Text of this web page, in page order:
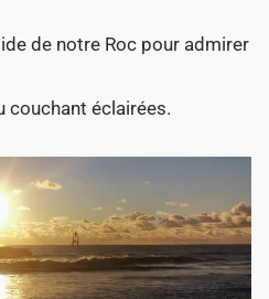
de notre Roc pour admirer
couchant éclairées.